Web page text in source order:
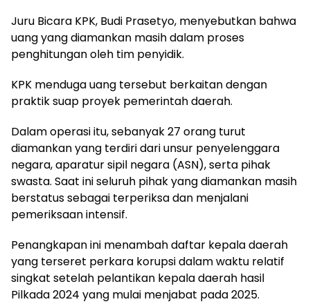
Juru Bicara KPK, Budi Prasetyo, menyebutkan bahwa
uang yang diamankan masih dalam proses
penghitungan oleh tim penyidik.
KPK menduga uang tersebut berkaitan dengan
praktik suap proyek pemerintah daerah.
Dalam operasi itu, sebanyak 27 orang turut
diamankan yang terdiri dari unsur penyelenggara
negara, aparatur sipil negara (ASN), serta pihak
swasta. Saat ini seluruh pihak yang diamankan masih
berstatus sebagai terperiksa dan menjalani
pemeriksaan intensif.
Penangkapan ini menambah daftar kepala daerah
yang terseret perkara korupsi dalam waktu relatif
singkat setelah pelantikan kepala daerah hasil
Pilkada 2024 yang mulai menjabat pada 2025.